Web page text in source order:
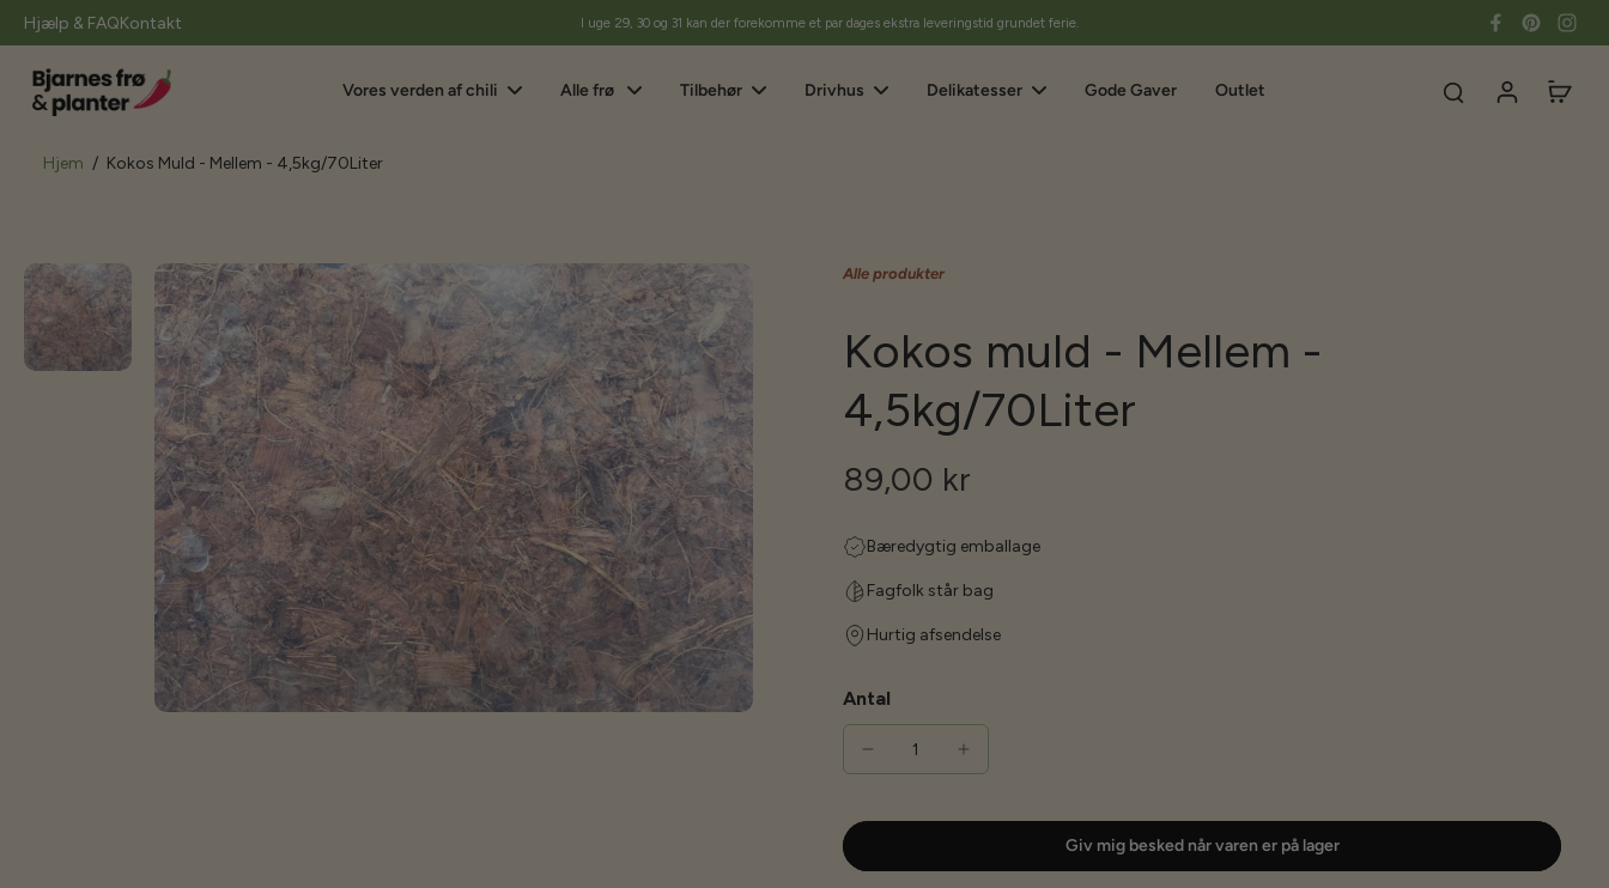
Hjælp & FAQKontakt I uge 29, 30 og 31 kan der forekomme et par dages ekstra leveringstid grundet ferie.
Vores verden af chili Alle frø Tilbehør Drivhus Delikatesser Gode Gaver Outlet
Hjem / Kokos Muld - Mellem - 4,5kg/70Liter
Gå
til
produktoplysninger
Alle produkter
Kokos muld - Mellem -
4,5kg/70Liter
89,00 kr
Bæredygtig emballage
Fagfolk står bag
Hurtig afsendelse
Antal
Giv mig besked når varen er på lager